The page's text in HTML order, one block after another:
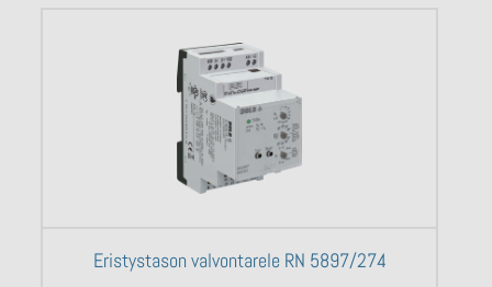
Eristystason valvontarele RN 5897/274